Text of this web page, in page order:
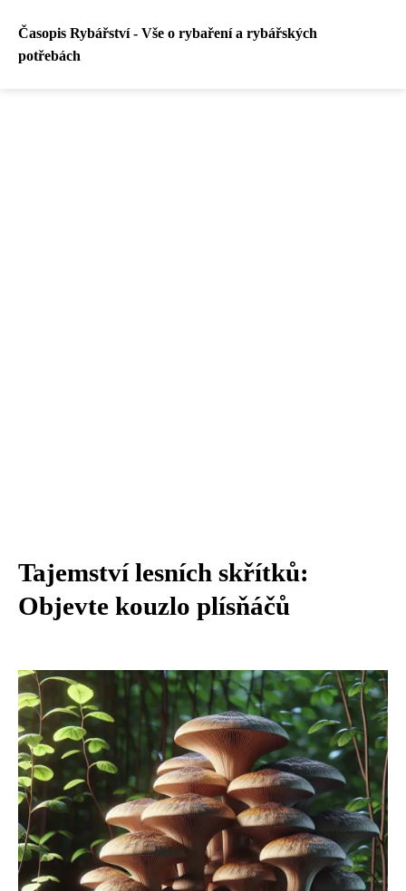
Časopis Rybářství - Vše o rybaření a rybářských
potřebách
Tajemství lesních skřítků:
Objevte kouzlo plísňáčů